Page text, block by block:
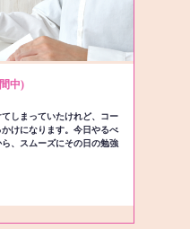
中)
しまっていたけれど、コー
けになります。今日やるべ
、スムーズにその日の勉強